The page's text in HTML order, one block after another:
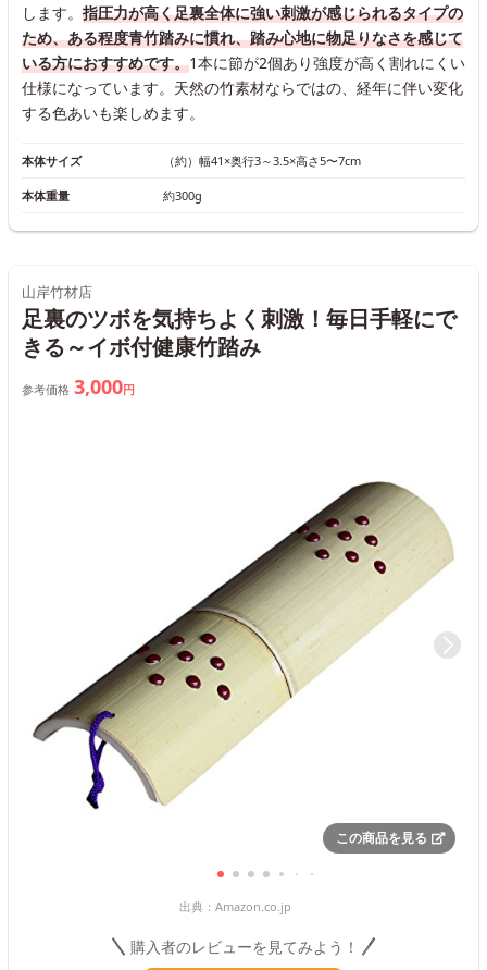
します。 指圧力が高く足裏全体に強い刺激が感じられるタイプの
ため、ある程度青竹踏みに慣れ、踏み心地に物足りなさを感じて
いる方におすすめです。1本に節が2個あり強度が高く割れにくい
仕様になっています。天然の竹素材ならではの、経年に伴い変化
する色あいも楽しめます。
本体サイズ （約）幅41×奥行3～3.5×高さ5〜7cm
本体重量 約300g
山岸竹材店
足裏のツボを気持ちよく刺激！毎日手軽にで
きる～イボ付健康竹踏み
参考価格 3,000円
この商品を見る
出典： Amazon.co.jp
購入者のレビューを見てみよう！